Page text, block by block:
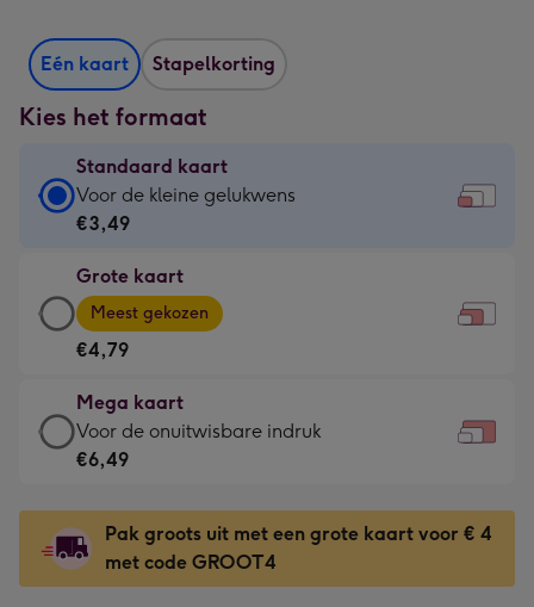
Eén kaart Stapelkorting
Kies het formaat
Standaard kaart
Standaard
kaart
€3,49
-
Voor
kleine
gelukwens
-
160
x
120
mm
Voor de kleine gelukwens
€3,49
Grote kaart
Grote
kaart
-
€4,79
-
Meest
gekozen
Dimensions:
231
x
Meest gekozen
€4,79
Mega kaart
Mega
kaart
€6,49
-
Voor
Voor de onuitwisbare indruk
€6,49
Pak groots uit met een grote kaart voor € 4
met code GROOT4